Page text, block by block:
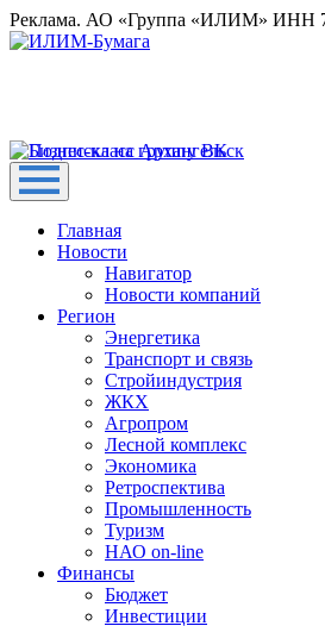
Реклама. АО «Группа «ИЛИМ» ИНН
Главная
Новости
Навигатор
Новости компаний
Регион
Энергетика
Транспорт и связь
Стройиндустрия
ЖКХ
Агропром
Лесной комплекс
Экономика
Ретроспектива
Промышленность
Туризм
НАО on-line
Финансы
Бюджет
Инвестиции